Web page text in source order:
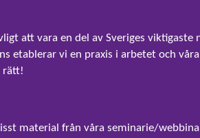
att vara en del av Sveriges viktigaste
etablerar vi en praxis i arbetet och
rätt!
material från våra seminarie/